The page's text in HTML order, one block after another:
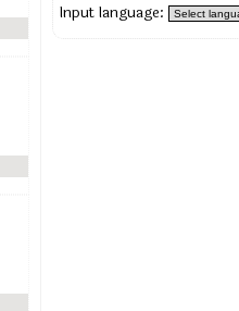
Input language: